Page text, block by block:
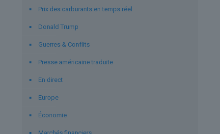
Prix des carburants en temps réel
Donald Trump
Guerres & Conflits
Presse américaine traduite
En direct
Europe
Économie